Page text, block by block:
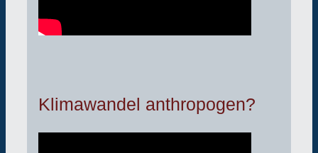
Klimawandel anthropogen?